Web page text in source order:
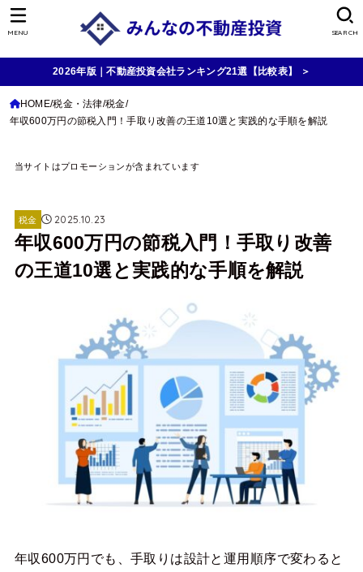
SEARCH
MENU
2026年版｜不動産投資会社ランキング21選【比較表】 ＞
HOME 税金・法律 税金
年収600万円の節税入門！手取り改善の王道10選と実践的な手順を解説
当サイトはプロモーションが含まれています
税金 2025.10.23
年収600万円の節税入門！手取り改善
の王道10選と実践的な手順を解説
年収600万円でも、手取りは設計と運用順序で変わると